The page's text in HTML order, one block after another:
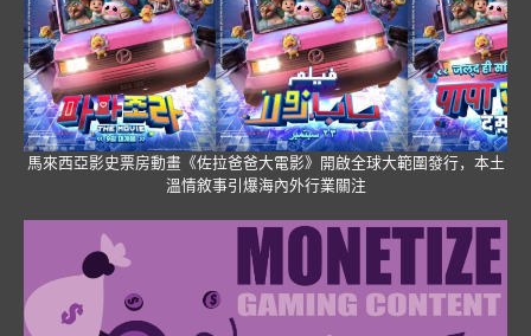
馬來西亞影史票房動畫《佐拉爸爸大電影》開啟全球大範圍發行，本土
溫情敘事引爆海內外行業關注